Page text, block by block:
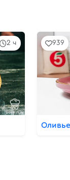
2 ч 939